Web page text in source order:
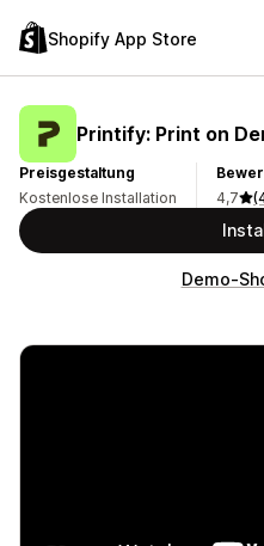
Shopify App Store
Printify: Print on
Preisgestaltung
Kostenlose Installation
4,7
Demo-